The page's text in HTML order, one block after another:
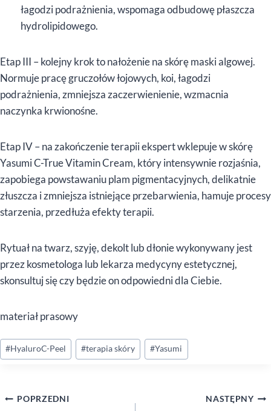
łagodzi podrażnienia, wspomaga odbudowę płaszcza
hydrolipidowego.
Etap III – kolejny krok to nałożenie na skórę maski algowej.
Normuje pracę gruczołów łojowych, koi, łagodzi
podrażnienia, zmniejsza zaczerwienienie, wzmacnia
naczynka krwionośne.
Etap IV – na zakończenie terapii ekspert wklepuje w skórę
Yasumi C-True Vitamin Cream, który intensywnie rozjaśnia,
zapobiega powstawaniu plam pigmentacyjnych, delikatnie
złuszcza i zmniejsza istniejące przebarwienia, hamuje procesy
starzenia, przedłuża efekty terapii.
Rytuał na twarz, szyję, dekolt lub dłonie wykonywany jest
przez kosmetologa lub lekarza medycyny estetycznej,
skonsultuj się czy będzie on odpowiedni dla Ciebie.
materiał prasowy
Tagi
wpisu:
#HyaluroC-Peel #terapia skóry #Yasumi
Nawigacja
POPRZEDNI NASTĘPNY